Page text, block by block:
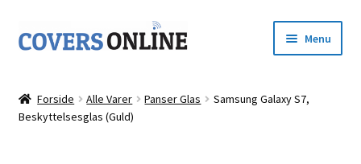
Spring
til
Spring
til
Menu
Shop
Forside Alle Varer Panser Glas
Samsung Galaxy S7,
Beskyttelsesglas (Guld)